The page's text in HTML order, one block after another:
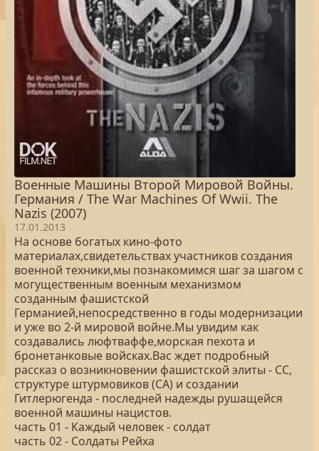
Военные Машины Второй Мировой Войны.
Германия / The War Machines Of Wwii. The
Nazis (2007)
17.01.2013
На основе богатых кино-фото
материалах,свидетельствах участников создания
военной техники,мы познакомимся шаг за шагом с
могущественным военным механизмом
созданным фашистской
Германией,непосредственно в годы модернизации
и уже во 2-й мировой войне.Мы увидим как
создавались люфтваффе,морская пехота и
бронетанковые войсках.Вас ждет подробный
рассказ о возникновении фашистской элиты - СС,
структуре штурмовиков (СА) и создании
Гитлерюгенда - последней надежды рушащейся
военной машины нацистов.
часть 01 - Каждый человек - солдат
часть 02 - Солдаты Рейха